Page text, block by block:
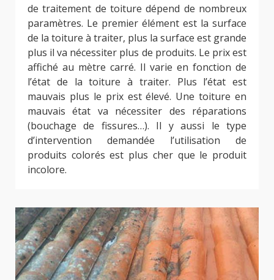
de traitement de toiture dépend de nombreux
paramètres. Le premier élément est la surface
de la toiture à traiter, plus la surface est grande
plus il va nécessiter plus de produits. Le prix est
affiché au mètre carré. Il varie en fonction de
l’état de la toiture à traiter. Plus l’état est
mauvais plus le prix est élevé. Une toiture en
mauvais état va nécessiter des réparations
(bouchage de fissures…). Il y aussi le type
d’intervention demandée l’utilisation de
produits colorés est plus cher que le produit
incolore.